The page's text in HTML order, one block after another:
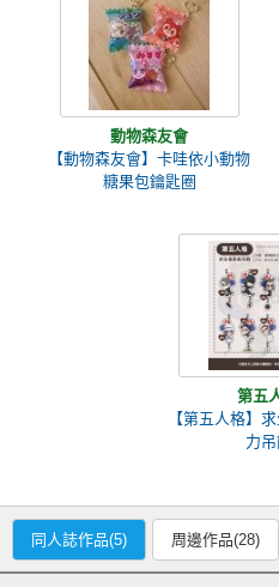
動物森友會
【動物森友會】卡哇依小動物
糖果包鑰匙圈
第五
【第五人格】
力
同人誌作品(5) 周邊作品(28)